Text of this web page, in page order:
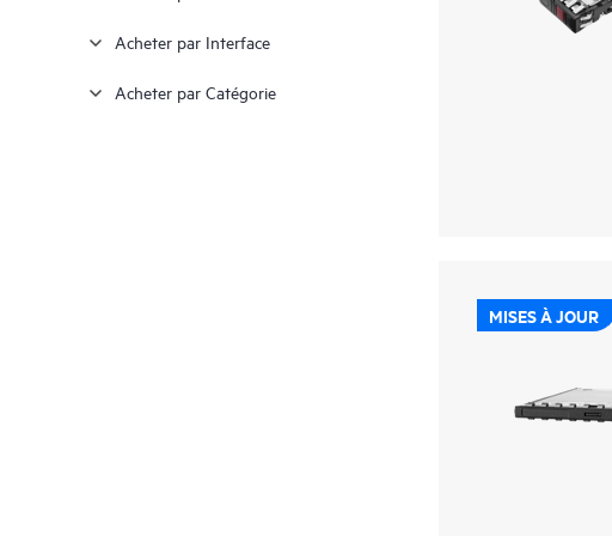
Acheter par Interface
Acheter par Catégorie
MISES À JOUR